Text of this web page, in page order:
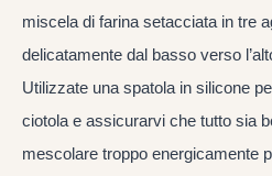
miscela di farina setacciata in tre
delicatamente dal basso verso
Utilizzate una spatola in silicone
ciotola e assicurarvi che tutto sia
mescolare troppo energicamente